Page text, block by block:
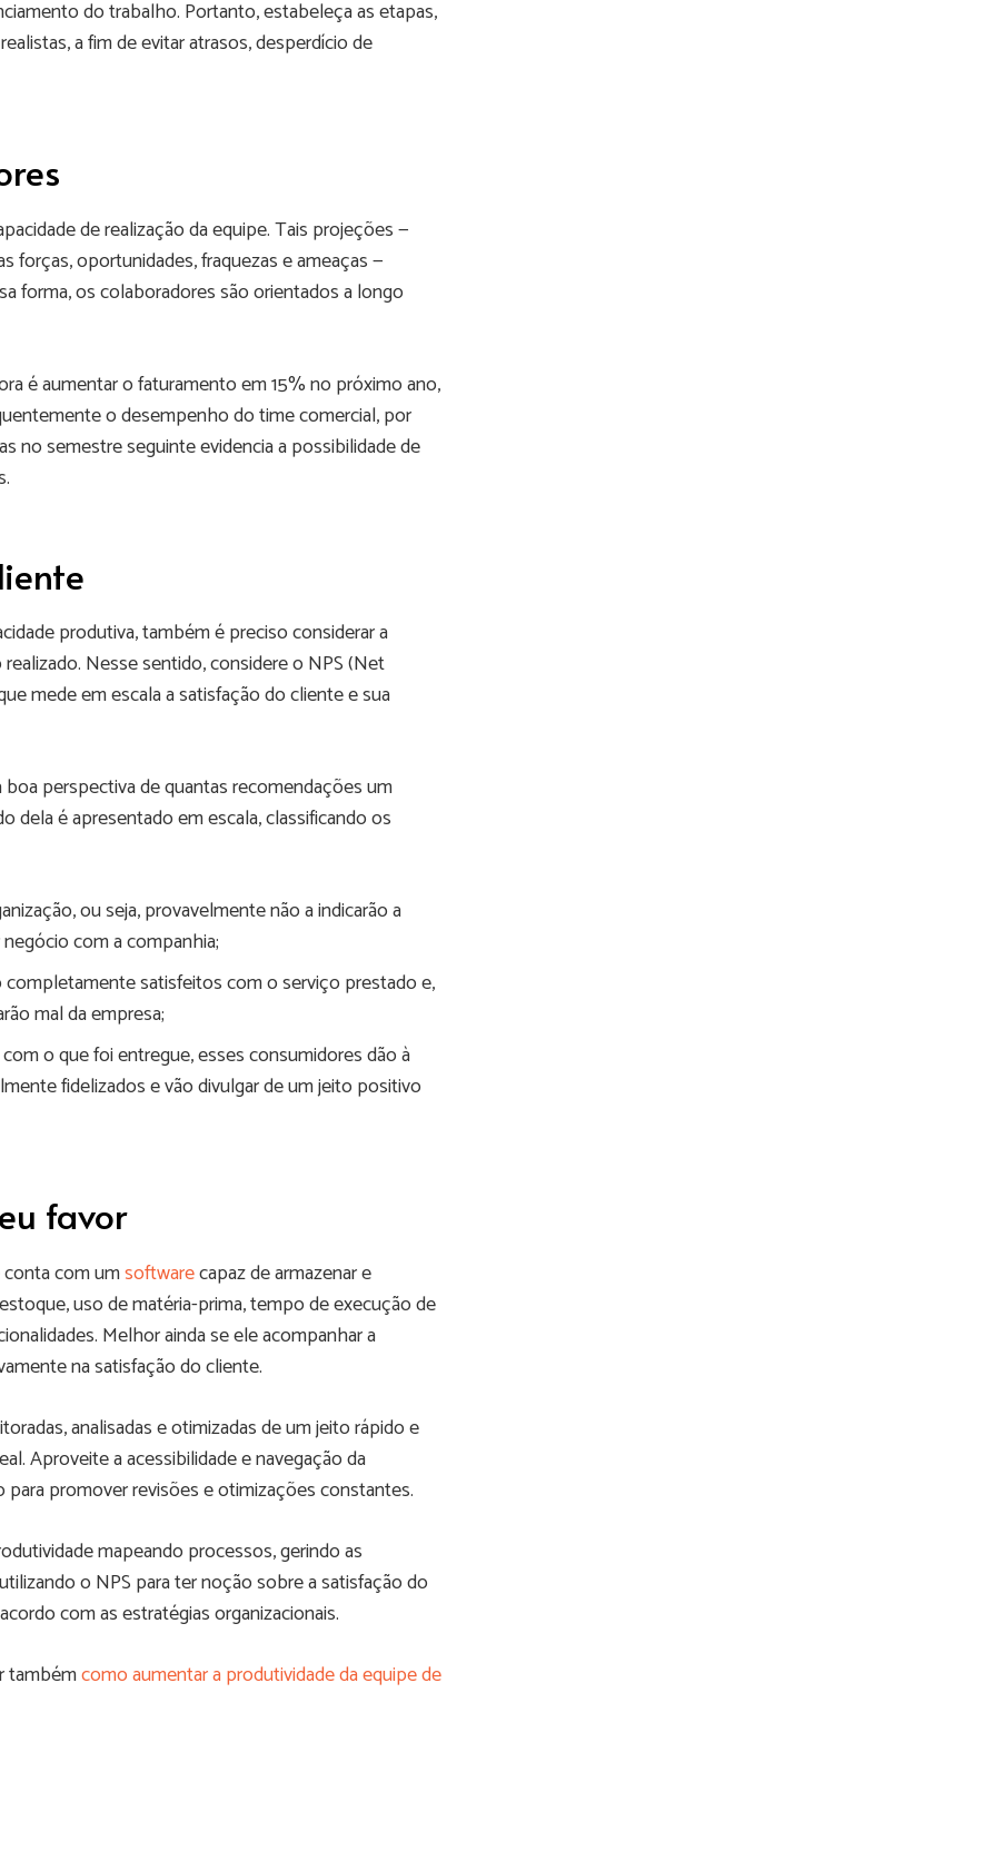
do trabalho. Portanto, estabeleça as etapas,
realistas, a fim de evitar atrasos, desperdício de
de realização da equipe. Tais projeções —
forças, oportunidades, fraquezas e ameaças —
forma, os colaboradores são orientados a longo
é aumentar o faturamento em 15% no próximo ano,
o desempenho do time comercial, por
no semestre seguinte evidencia a possibilidade de
produtiva, também é preciso considerar a
Nesse sentido, considere o NPS (Net
mede em escala a satisfação do cliente e sua
boa perspectiva de quantas recomendações um
é apresentado em escala, classificando os
ou seja, provavelmente não a indicarão a
com a companhia;
satisfeitos com o serviço prestado e,
mal da empresa;
o que foi entregue, esses consumidores dão à
fidelizados e vão divulgar de um jeito positivo
favor
conta com umsoftwarecapaz de armazenar e
uso de matéria-prima, tempo de execução de
Melhor ainda se ele acompanhar a
na satisfação do cliente.
analisadas e otimizadas de um jeito rápido e
Aproveite a acessibilidade e navegação da
promover revisões e otimizações constantes.
mapeando processos, gerindo as
o NPS para ter noção sobre a satisfação do
com as estratégias organizacionais.
tambémcomo aumentar a produtividade da equipe de